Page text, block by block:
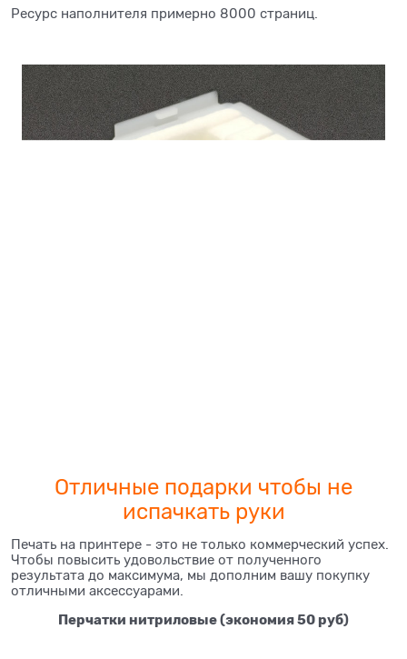
Ресурс наполнителя примерно 8000 страниц.
Отличные подарки чтобы не
испачкать руки
Печать на принтере - это не только коммерческий успех.
Чтобы повысить удовольствие от полученного
результата до максимума, мы дополним вашу покупку
отличными аксессуарами.
Перчатки нитриловые (экономия 50 руб)